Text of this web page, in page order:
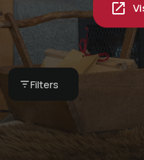
Filters
Pyjama breakfast in
your vacation home -
our breakfast basket
CHF 75 -Bergkultur -
Ferienwohnungen